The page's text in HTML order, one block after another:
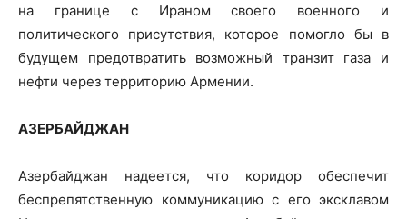
на границе с Ираном своего военного и
политического присутствия, которое помогло бы в
будущем предотвратить возможный транзит газа и
нефти через территорию Армении.
АЗЕРБАЙДЖАН
Азербайджан надеется, что коридор обеспечит
беспрепятственную коммуникацию с его эксклавом